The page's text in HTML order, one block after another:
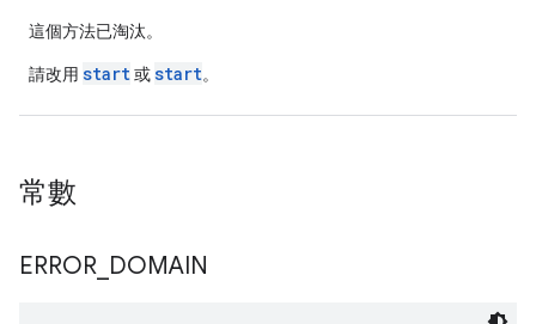
這個方法已淘汰。
請改用 start或start。
常數
ERROR DOMAIN